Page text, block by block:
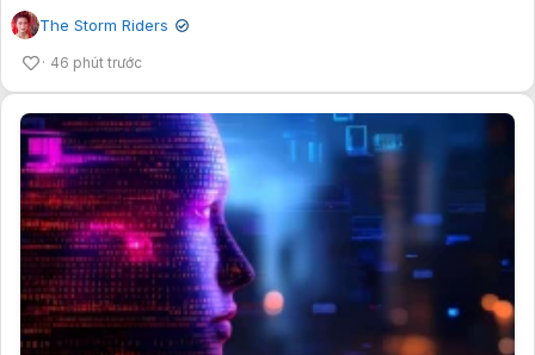
The Storm Riders ✔
46 phút trước